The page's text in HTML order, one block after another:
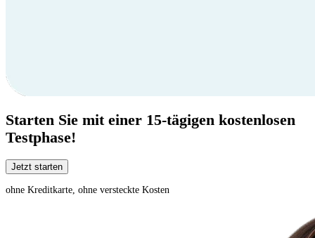
Starten Sie mit einer 15-tägigen kostenlosen
Testphase!
Jetzt starten
ohne Kreditkarte, ohne versteckte Kosten